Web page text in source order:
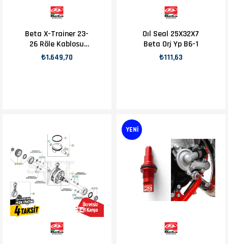
Beta X-Trainer 23-
26 Röle Kablosu
OEM
₺1.649,70
Oıl Seal 25X32X7
Beta Orj Yp B6-1
₺111,63
YENI